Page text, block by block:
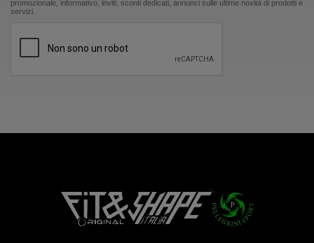
promozionale, informativo, inviti, sconti dedicati, annunci sulle ultime novità di prodotti e
servizi.